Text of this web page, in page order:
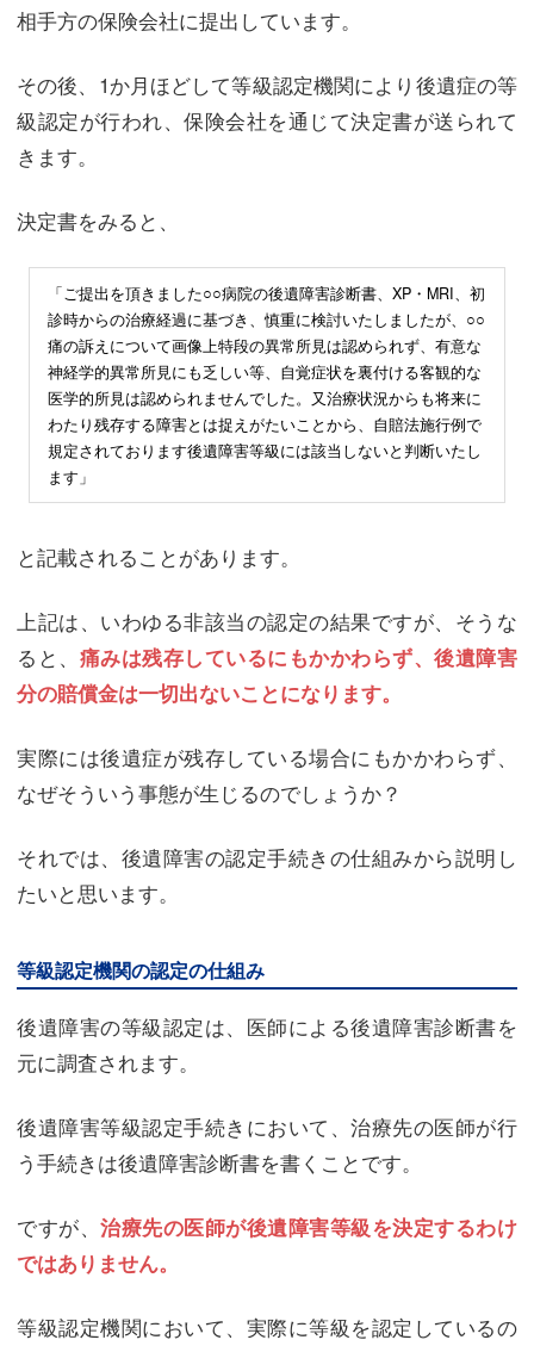
相手方の保険会社に提出しています。
その後、1か月ほどして等級認定機関により後遺症の等
級認定が行われ、保険会社を通じて決定書が送られて
きます。
決定書をみると、
「ご提出を頂きました○○病院の後遺障害診断書、XP・MRI、初
診時からの治療経過に基づき、慎重に検討いたしましたが、○○
痛の訴えについて画像上特段の異常所見は認められず、有意な
神経学的異常所見にも乏しい等、自覚症状を裏付ける客観的な
医学的所見は認められませんでした。又治療状況からも将来に
わたり残存する障害とは捉えがたいことから、自賠法施行例で
規定されております後遺障害等級には該当しないと判断いたし
ます」
と記載されることがあります。
上記は、いわゆる非該当の認定の結果ですが、そうな
ると、 痛みは残存しているにもかかわらず、後遺障害
分の賠償金は一切出ないことになります。
実際には後遺症が残存している場合にもかかわらず、
なぜそういう事態が生じるのでしょうか？
それでは、後遺障害の認定手続きの仕組みから説明し
たいと思います。
等級認定機関の認定の仕組み
後遺障害の等級認定は、医師による後遺障害診断書を
元に調査されます。
後遺障害等級認定手続きにおいて、治療先の医師が行
う手続きは後遺障害診断書を書くことです。
ですが、治療先の医師が後遺障害等級を決定するわけ
ではありません。
等級認定機関において、実際に等級を認定しているの